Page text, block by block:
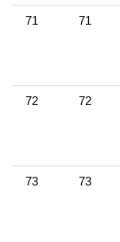
71 71
72 72
73 73